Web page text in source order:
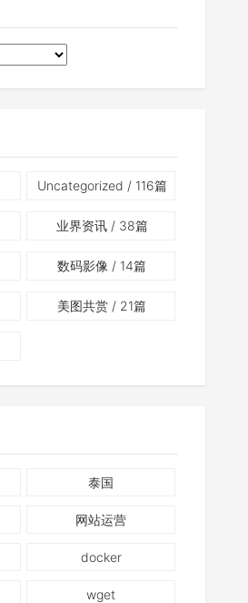
Uncategorized / 116篇
业界资讯/ 38篇
数码影像 / 14篇
美图共赏 / 21篇
泰国
网站运营
docker
wget